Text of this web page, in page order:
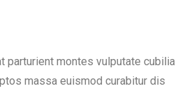
parturient montes vulputate cubilia
massa euismod curabitur dis